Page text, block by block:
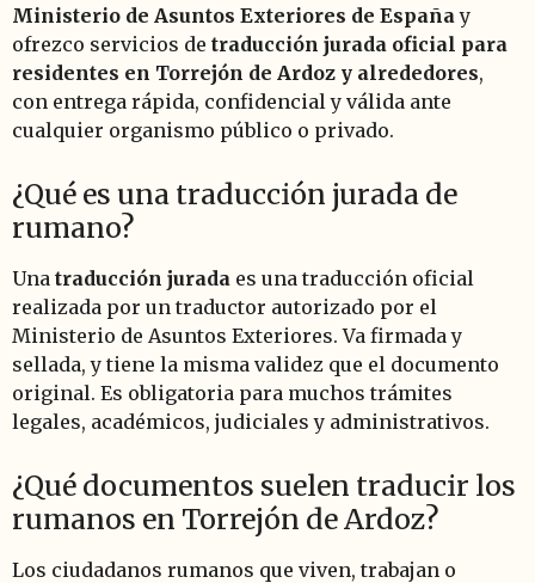
Ministerio de Asuntos Exteriores de España y
ofrezco servicios de traducción jurada oficial para
residentes en Torrejón de Ardoz y alrededores,
con entrega rápida, confidencial y válida ante
cualquier organismo público o privado.
¿Qué es una traducción jurada de
rumano?
Una traducción jurada es una traducción oficial
realizada por un traductor autorizado por el
Ministerio de Asuntos Exteriores. Va firmada y
sellada, y tiene la misma validez que el documento
original. Es obligatoria para muchos trámites
legales, académicos, judiciales y administrativos.
¿Qué documentos suelen traducir los
rumanos en Torrejón de Ardoz?
Los ciudadanos rumanos que viven, trabajan o